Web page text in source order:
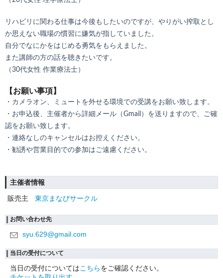
リハビリに関わる仕事は今後もしたいのですが、やりがい搾取とし
か思えない職場の慣習に嫌気が指していました。
自分でなにかをはじめる勇気をもらえました。
また講師の方の話を聴きたいです。
（30代女性 作業療法士）
【お願い事項】
・カメラオン、ミュートを外せる環境での受講をお願い致します。
・お申込後、主催者から詳細メール（Gmail）を送りますので、ご確
認をお願い致します。
・連絡なしのキャンセルはお控えください。
・勧誘や営業目的での参加はご遠慮ください。
主催者情報
販売主
東京まなびサークル
お問い合わせ先
syu.629@gmail.com
当日の受付について
当日の受付についてはこちらをご確認ください。